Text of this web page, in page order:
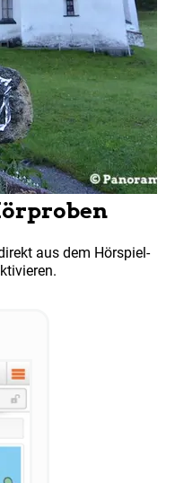
aus dem Hörspiel-